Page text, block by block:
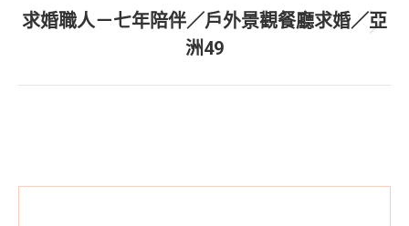
Next
project:
求婚職人－七年陪伴／戶外景觀餐廳求婚／亞
洲49